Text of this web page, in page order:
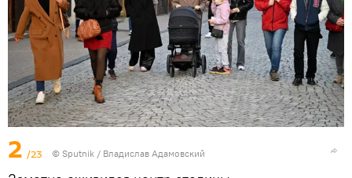
2 /23 © Sputnik / Владислав Адамовский